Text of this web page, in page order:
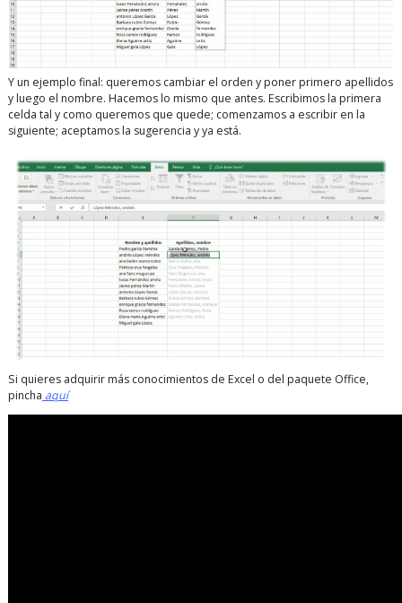
Y un ejemplo final: queremos cambiar el orden y poner primero apellidos
y luego el nombre. Hacemos lo mismo que antes. Escribimos la primera
celda tal y como queremos que quede; comenzamos a escribir en la
siguiente; aceptamos la sugerencia y ya está.
Si quieres adquirir más conocimientos de Excel o del paquete Office,
pincha aquí